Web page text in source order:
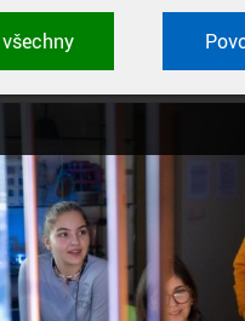
a identifikátorů
získávání
naše aplikace.
k těmto účelům využíváme.
Aktivní filtry: